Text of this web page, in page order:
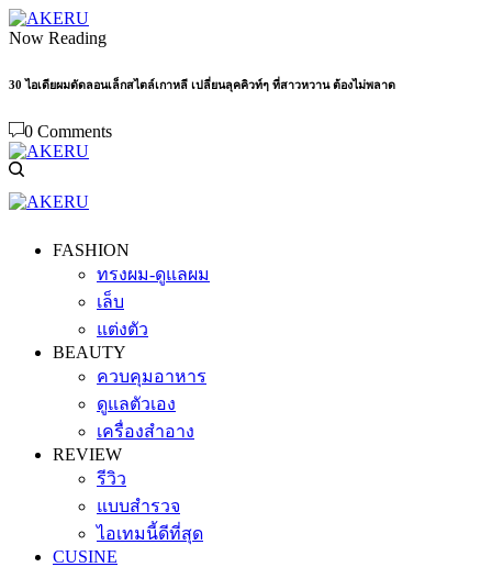
Now Reading
30 ไอเดียผมดัดลอนเล็กสไตล์เกาหลี เปลี่ยนลุคคิวท์ๆ ที่สาวหวาน ต้องไม่พลาด
0 Comments
FASHION
ทรงผม-ดูแลผม
เล็บ
แต่งตัว
BEAUTY
ควบคุมอาหาร
ดูแลตัวเอง
เครื่องสำอาง
REVIEW
รีวิว
แบบสำรวจ
ไอเทมนี้ดีที่สุด
CUSINE